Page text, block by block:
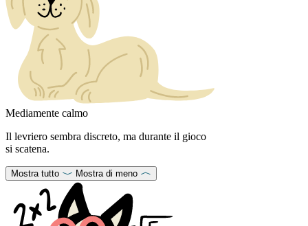
Mediamente calmo
Il levriero sembra discreto, ma durante il gioco
si scatena.
Mostra tutto Mostra di meno